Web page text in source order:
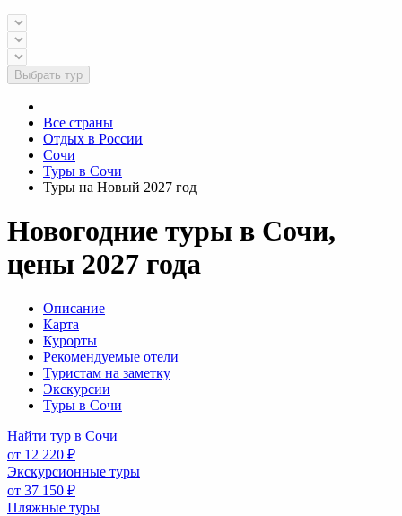
Выбрать тур
Все страны
Отдых в России
Сочи
Туры в Сочи
Туры на Новый 2027 год
Новогодние туры в Сочи,
цены 2027 года
Описание
Карта
Курорты
Рекомендуемые отели
Туристам на заметку
Экскурсии
Туры в Сочи
Найти тур в Сочи
от 12 220 ₽
Экскурсионные туры
от 37 150 ₽
Пляжные туры